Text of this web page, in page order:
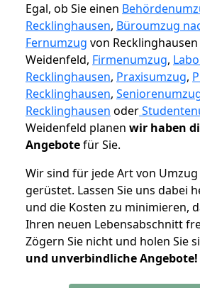
Egal, ob Sie einen
Recklinghausen, Büroumzug
Fernumzug von
Weidenfeld, Firmenumzug,
Recklinghausen, Praxisumzug,
Recklinghausen,
Recklinghausen oder
Weidenfeld planen wir haben
Angebotefür Sie.
Wir sind für jede Art von
gerüstet. Lassen Sie uns dabei
und die Kosten zu minimieren,
Ihren neuen Lebensabschnitt
Zögern Sie nicht und holen Sie
und unverbindliche Angebote!